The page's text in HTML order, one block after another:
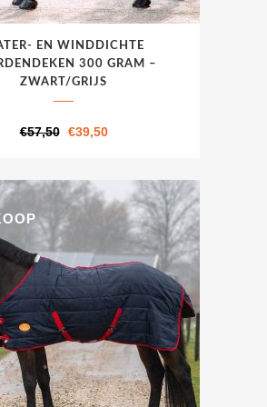
EN WINDDICHTE
300 GRAM –
ZWART/GRIJS
€57,50 Oorspronkelijke
was:
€57,50.
€39,50Huidige
€39,50.